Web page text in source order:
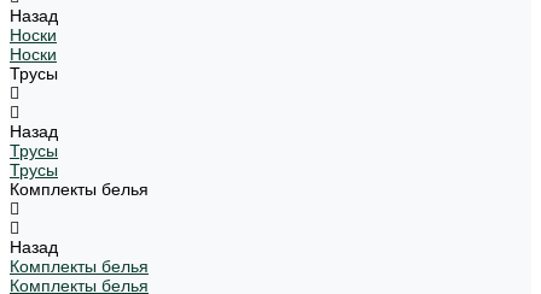
Назад
Носки
Носки
Трусы
Назад
Трусы
Трусы
Комплекты белья
Назад
Комплекты белья
Комплекты белья